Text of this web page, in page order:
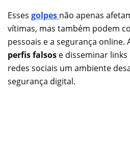
Esses golpes não apenas
vítimas, mas também podem
pessoais e a segurança online.
perfis falsos e disseminar
redes sociais um ambiente
segurança digital.